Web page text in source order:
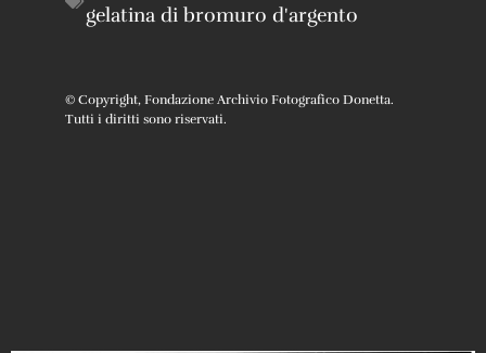
gelatina di bromuro d'argento
© Copyright, Fondazione Archivio Fotografico Donetta.
Tutti i diritti sono riservati.